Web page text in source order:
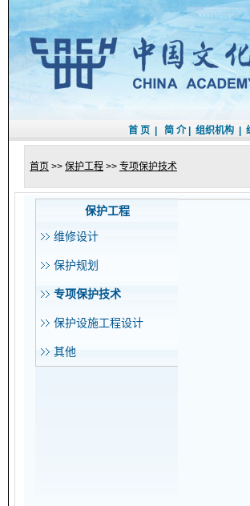
首 页 简 介| 组织机构
首页 >> 保护工程 >> 专项保护技术
保护工程
维修设计
保护规划
专项保护技术
保护设施工程设计
其他